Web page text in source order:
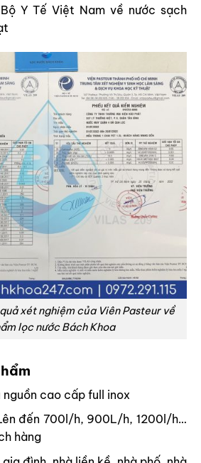
Y Tế Việt Nam về nước sạch
xét nghiệm của Viên Pasteur về
lọc nước Bách Khoa
cao cấp full inox
đến 700l/h, 900L/h, 1200l/h…
hàng